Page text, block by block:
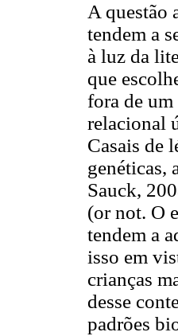
A questão
tendem a
à luz da
que
fora de
relacional
Casais de
genéticas,
Sauck,
(or not. O
tendem a
isso em
crianças
desse
padrões